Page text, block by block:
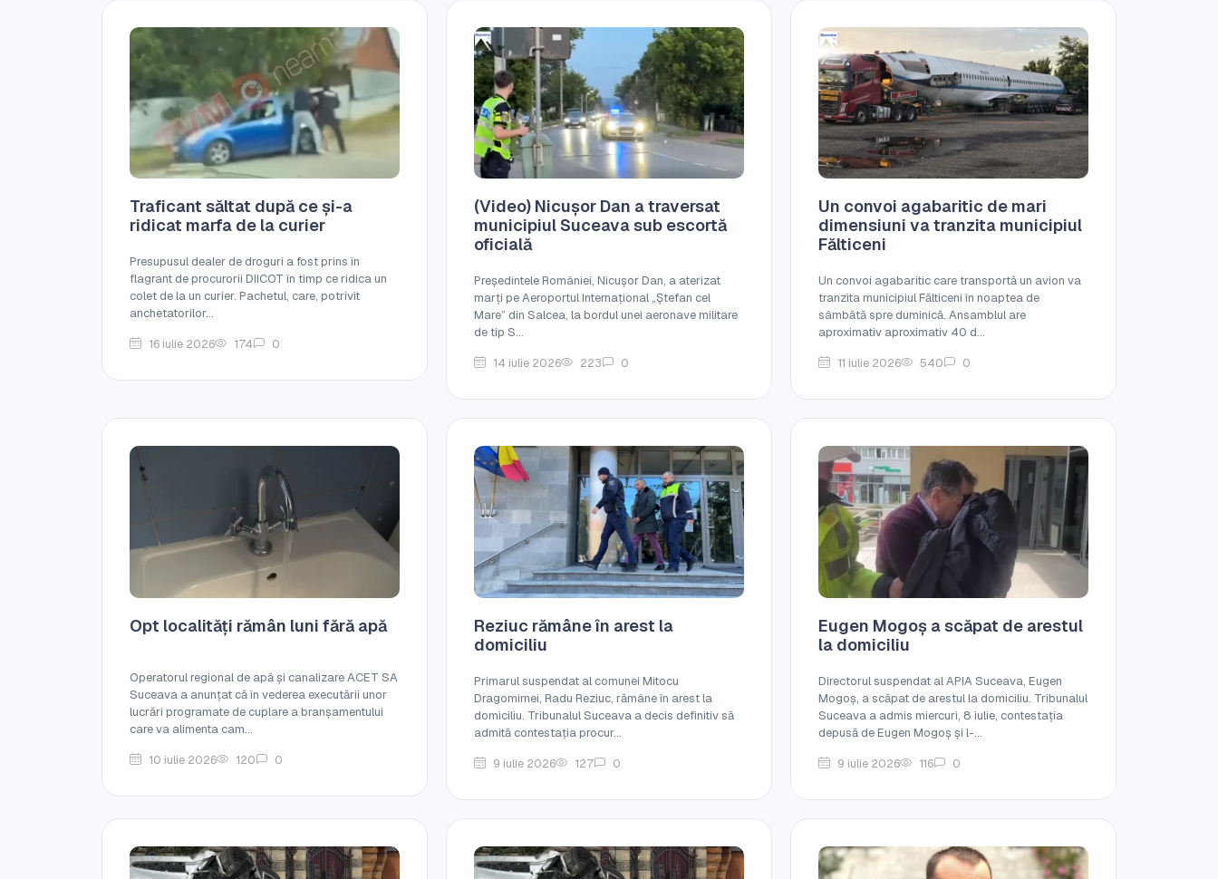
Traficant săltat după ce și-a
ridicat marfa de la curier
Presupusul dealer de droguri a fost prins în
flagrant de procurorii DIICOT în timp ce ridica un
colet de la un curier. Pachetul, care, potrivit
anchetatorilor...
16 iulie 2026
174 0
(Video) Nicușor Dan a traversat
municipiul Suceava sub escortă
oficială
Președintele României, Nicușor Dan, a aterizat
marți pe Aeroportul Internațional „Ștefan cel
Mare” din Salcea, la bordul unei aeronave militare
de tip S...
14 iulie 2026
223 0
Un convoi agabaritic de mari
dimensiuni va tranzita municipiul
Fălticeni
Un convoi agabaritic care transportă un avion va
tranzita municipiul Fălticeni în noaptea de
sâmbătă spre duminică. Ansamblul are
aproximativ aproximativ 40 d...
11 iulie 2026
540 0
Opt localități rămân luni fără apă
Operatorul regional de apă și canalizare ACET SA
Suceava a anunțat că în vederea executării unor
lucrări programate de cuplare a branșamentului
care va alimenta cam...
10 iulie 2026
120 0
Reziuc rămâne în arest la
domiciliu
Primarul suspendat al comunei Mitocu
Dragomirnei, Radu Reziuc, rămâne în arest la
domiciliu. Tribunalul Suceava a decis definitiv să
admită contestația procur...
9 iulie 2026
127 0
Eugen Mogoș a scăpat de arestul
la domiciliu
Directorul suspendat al APIA Suceava, Eugen
Mogoș, a scăpat de arestul la domiciliu. Tribunalul
Suceava a admis miercuri, 8 iulie, contestația
depusă de Eugen Mogoș și l-...
9 iulie 2026
116 0